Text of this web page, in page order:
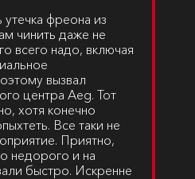
фреона из
чинить даже не
всего надо, включая
вызвал
центра Aeg. Тот
хотя конечно
Все таки не
Приятно,
недорого и на
быстро. Искренне